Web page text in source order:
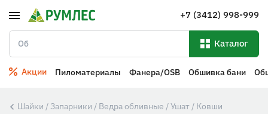
+7 (3412) 998-999
Каталог
Акции Пиломатериалы Фанера/OSB Обшивка бани
Шайки / Запарники / Ведра обливные / Ушат / Ковши